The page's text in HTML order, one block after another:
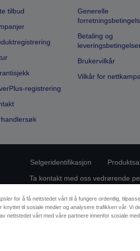
tilbud
registrering
Generelle
Betaling og
Brukervilkår
Vilkår for
Selgeridentifikasjon
Ta kontakt med oss vedrørende
for å få nettstedet vårt til å fungere ordentlig,
knyttet til sosiale medier og analysere trafikken vår. Vi
nettstedet vårt med våre partnere innenfor sosiale